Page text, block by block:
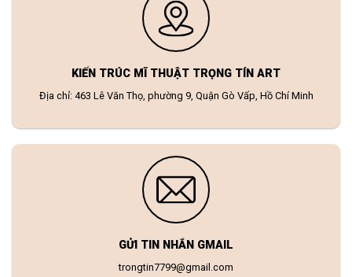
KIẾN TRÚC MĨ THUẬT TRỌNG TÍN ART
Địa chỉ: 463 Lê Văn Thọ, phường 9, Quận Gò Vấp, Hồ Chí Minh
GỬI TIN NHẮN GMAIL
trongtin7799@gmail.com